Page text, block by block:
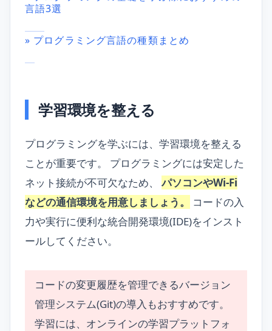
言語3選
» プログラミング言語の種類まとめ
学習環境を整える
プログラミングを学ぶには、学習環境を整える
ことが重要です。 プログラミングには安定した
ネット接続が不可欠なため、パソコンやWi-Fi
などの通信環境を用意しましょう。
コードの入
力や実行に便利な統合開発環境(IDE)をインスト
ールしてください。
コードの変更履歴を管理できるバージョン
管理システム(Git)の導入もおすすめです。
学習には、オンラインの学習プラットフォ